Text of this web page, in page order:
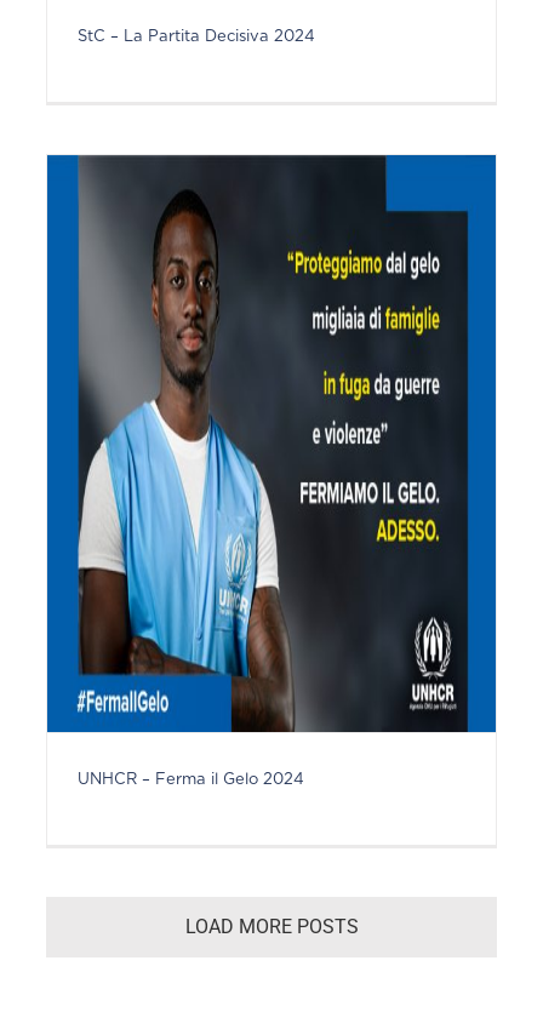
StC – La Partita Decisiva 2024
UNHCR – Ferma il Gelo 2024
LOAD MORE POSTS